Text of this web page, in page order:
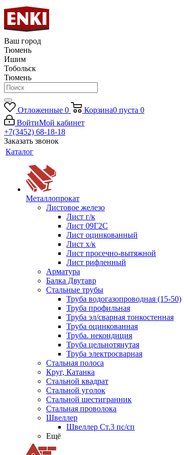
Ваш город
Тюмень
Ишим
Тобольск
Тюмень
Отложенные 0 Корзина0 пуста 0
ВойтиМой кабинет
+7(3452) 68-18-18
Заказать звонок
Каталог
Металлопрокат
Листовое железо
Лист г/к
Лист 09Г2С
Лист оцинкованный
Лист х/к
Лист просечно-вытяжной
Лист рифленный
Арматура
Балка Двутавр
Стальные трубы
Труба водогазопроводная (15-50)
Труба профильная
Труба эл/сварная тонкостенная
Труба оцинкованная
Труба. некондиция
Труба цельнотянутая
Труба электросварная
Стальная полоса
Круг, Катанка
Стальной квадрат
Стальной уголок
Стальной шестигранник
Стальная проволока
Швеллер
Швеллер Ст.3 пс/сп
Ещё